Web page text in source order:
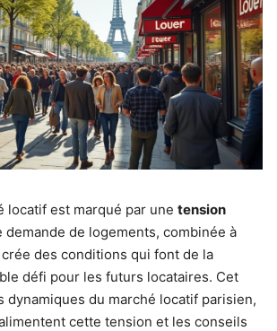
locatif est marqué par une tension
demande de logements, combinée à
des conditions qui font de la
défi pour les futurs locataires. Cet
dynamiques du marché locatif parisien,
cette tension et les conseils